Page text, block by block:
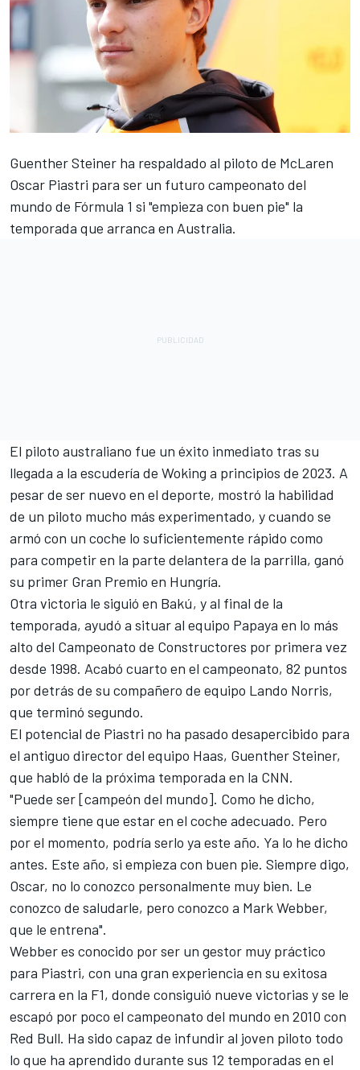
Guenther Steiner ha respaldado al piloto de McLaren
Oscar Piastri para ser un futuro campeonato del
mundo de Fórmula 1 si "empieza con buen pie" la
temporada que arranca en Australia.
El piloto australiano fue un éxito inmediato tras su
llegada a la escudería de Woking a principios de 2023. A
pesar de ser nuevo en el deporte, mostró la habilidad
de un piloto mucho más experimentado, y cuando se
armó con un coche lo suficientemente rápido como
para competir en la parte delantera de la parrilla, ganó
su primer Gran Premio en Hungría.
Otra victoria le siguió en Bakú, y al final de la
temporada, ayudó a situar al equipo Papaya en lo más
alto del Campeonato de Constructores por primera vez
desde 1998. Acabó cuarto en el campeonato, 82 puntos
por detrás de su compañero de equipo Lando Norris,
que terminó segundo.
El potencial de Piastri no ha pasado desapercibido para
el antiguo director del equipo Haas, Guenther Steiner,
que habló de la próxima temporada en la CNN.
"Puede ser [campeón del mundo]. Como he dicho,
siempre tiene que estar en el coche adecuado. Pero
por el momento, podría serlo ya este año. Ya lo he dicho
antes. Este año, si empieza con buen pie. Siempre digo,
Oscar, no lo conozco personalmente muy bien. Le
conozco de saludarle, pero conozco a Mark Webber,
que le entrena".
Webber es conocido por ser un gestor muy práctico
para Piastri, con una gran experiencia en su exitosa
carrera en la F1, donde consiguió nueve victorias y se le
escapó por poco el campeonato del mundo en 2010 con
Red Bull. Ha sido capaz de infundir al joven piloto todo
lo que ha aprendido durante sus 12 temporadas en el